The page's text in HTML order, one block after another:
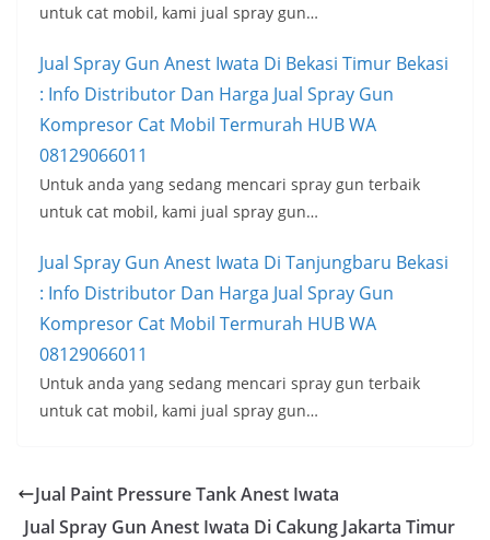
untuk cat mobil, kami jual spray gun…
Jual Spray Gun Anest Iwata Di Bekasi Timur Bekasi
: Info Distributor Dan Harga Jual Spray Gun
Kompresor Cat Mobil Termurah HUB WA
08129066011
Untuk anda yang sedang mencari spray gun terbaik
untuk cat mobil, kami jual spray gun…
Jual Spray Gun Anest Iwata Di Tanjungbaru Bekasi
: Info Distributor Dan Harga Jual Spray Gun
Kompresor Cat Mobil Termurah HUB WA
08129066011
Untuk anda yang sedang mencari spray gun terbaik
untuk cat mobil, kami jual spray gun…
Jual Paint Pressure Tank Anest Iwata
Jual Spray Gun Anest Iwata Di Cakung Jakarta Timur